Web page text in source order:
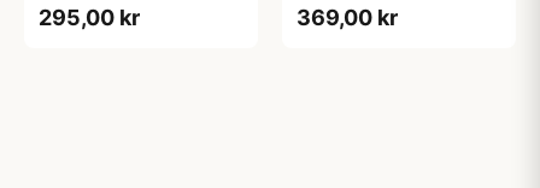
295,00 kr 369,00 kr